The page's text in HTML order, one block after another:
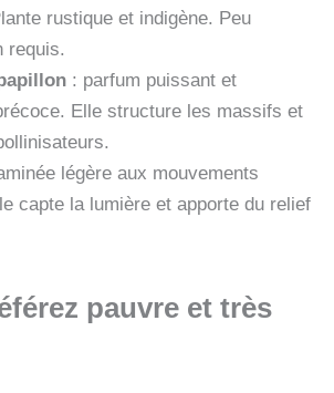
rustique et indigène. Peu
requis.
: parfum puissant et
Elle structure les massifs et
légère aux mouvements
capte la lumière et apporte du relief
pauvre et très